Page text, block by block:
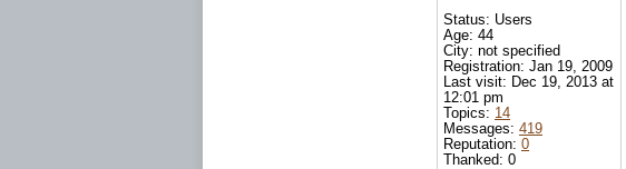
Status: Users
Age: 44
City: not specified
Registration: Jan 19, 2009
Last visit: Dec 19, 2013 at
12:01 pm
Topics: 14
Messages: 419
Reputation: 0
Thanked: 0